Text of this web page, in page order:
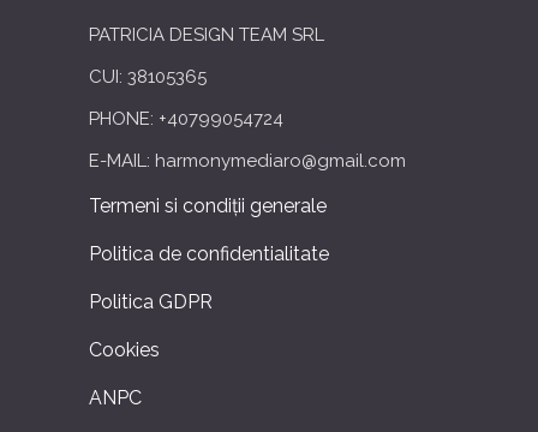
PATRICIA DESIGN TEAM SRL
CUI: 38105365
PHONE: +40799054724
E-MAIL: harmonymediaro@gmail.com
Termeni si condiții generale
Politica de confidentialitate
Politica GDPR
Cookies
ANPC